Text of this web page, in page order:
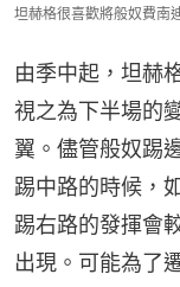
坦赫格很喜歡將般奴費南
由季中起，坦赫
視之為下半場的
翼。儘管般奴踢
踢中路的時候，
踢右路的發揮會
出現。可能為了